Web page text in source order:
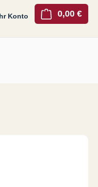
Ihr Konto 0,00 €